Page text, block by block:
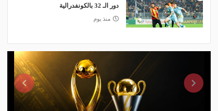
دور الـ 32 بالكونفدرالية
منذ يوم